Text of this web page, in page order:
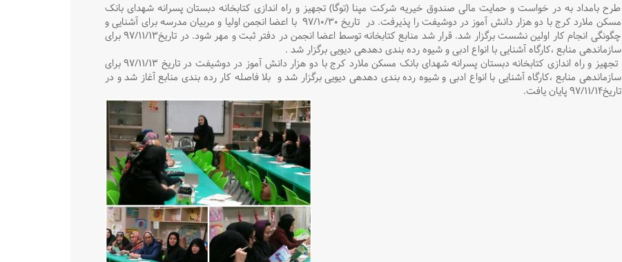
طرح بامداد به در خواست و حمایت مالی صندوق خیریه شرکت مپنا (توگا) تجهیز و راه اندازی کتابخانه دبستان پسرانه شهدای بانک
مسکن ملارد کرج با دو هزار دانش آموز در دوشیفت را پذیرفت. در تاریخ ۹۷/۱۰/۳۰ با اعضا انجمن اولیا و مربیان مدرسه برای آشنایی و
چگونگی انجام کار اولین نشست برگزار شد. قرار شد منابع کتابخانه توسط اعضا انجمن در دفتر ثبت و مهر شود. در تاریخ۹۷/۱۱/۱۳ برای
سازماندهی منابع ،کارگاه آشنایی با انواع ادبی و شیوه رده بندی دهدهی دیویی برگزار شد .
تجهیز و راه اندازی کتابخانه دبستان پسرانه شهدای بانک مسکن ملارد کرج با دو هزار دانش آموز در دوشیفت در تاریخ ۹۷/۱۱/۱۳ برای
سازماندهی منابع ،کارگاه آشنایی با انواع ادبی و شیوه رده بندی دهدهی دیویی برگزار شد و بلا فاصله کار رده بندی منابع آغاز شد و در
تاریخ۹۷/۱۱/۱۴ پایان یافت.